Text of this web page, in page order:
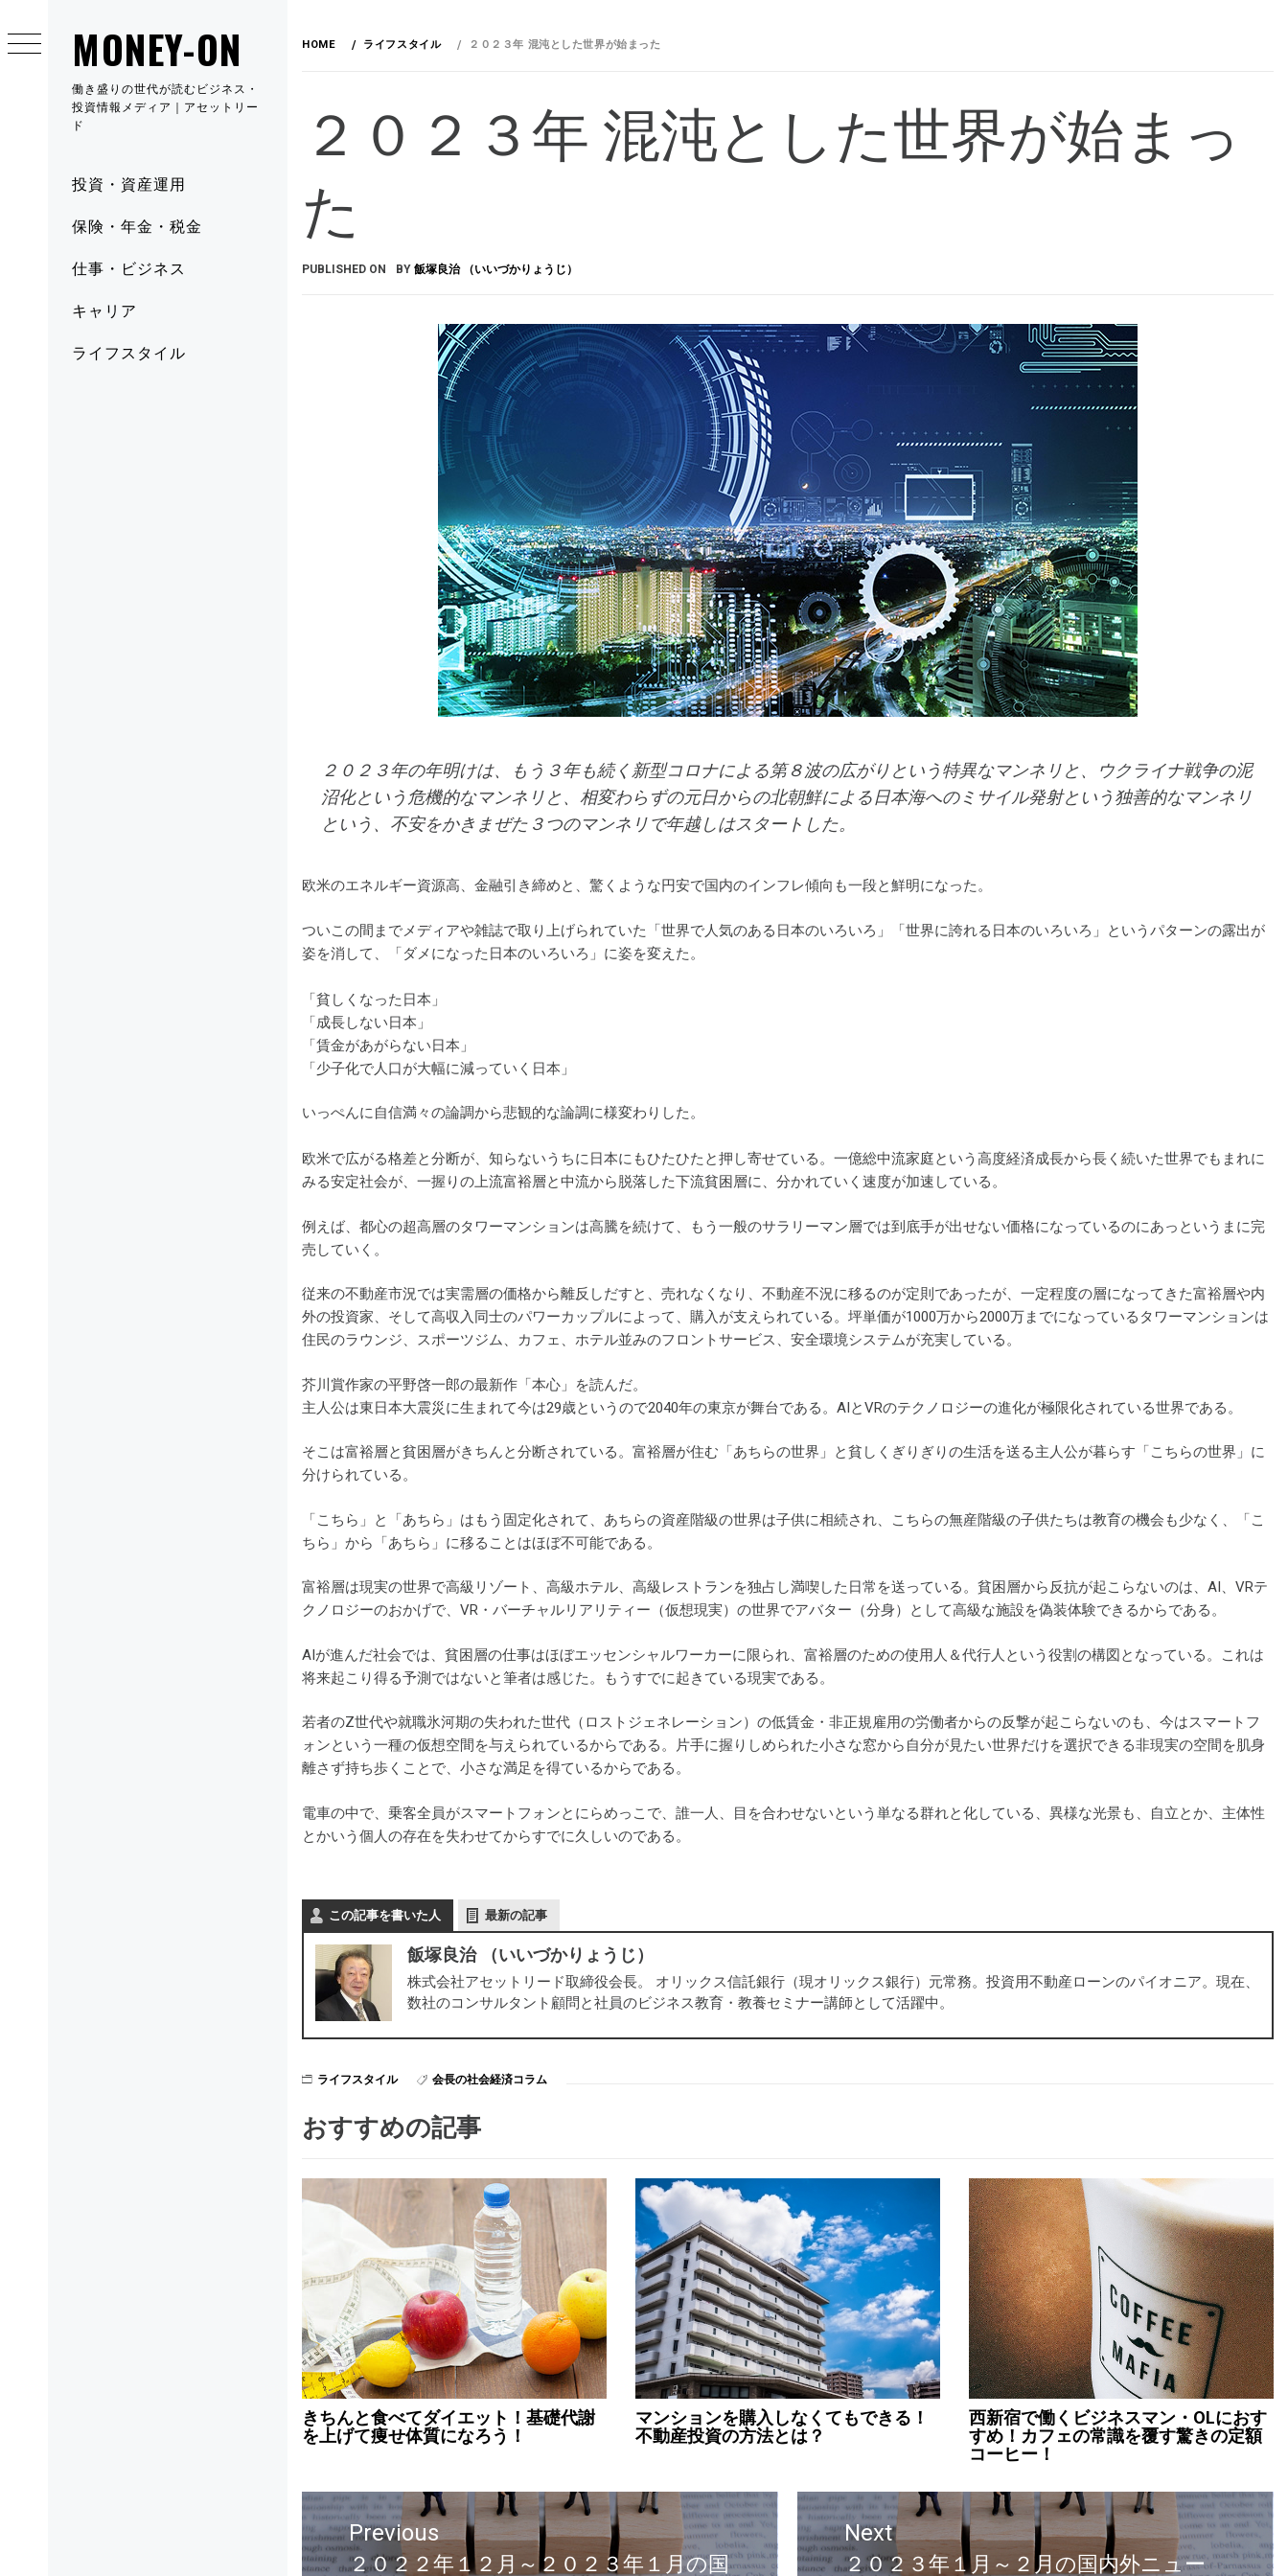
MONEY-ON
働き盛りの世代が読むビジネス・
投資情報メディア｜アセットリー
ド
投資・資産運用
保険・年金・税金
仕事・ビジネス
キャリア
ライフスタイル
HOME ライフスタイル ２０２３年 混沌とした世界が始まった
２０２３年 混沌とした世界が始まっ
た
PUBLISHED ON BY 飯塚良治 （いいづかりょうじ）
２０２３年の年明けは、もう３年も続く新型コロナによる第８波の広がりという特異なマンネリと、ウクライナ戦争の泥
沼化という危機的なマンネリと、相変わらずの元日からの北朝鮮による日本海へのミサイル発射という独善的なマンネリ
という、不安をかきまぜた３つのマンネリで年越しはスタートした。
欧米のエネルギー資源高、金融引き締めと、驚くような円安で国内のインフレ傾向も一段と鮮明になった。
ついこの間までメディアや雑誌で取り上げられていた「世界で人気のある日本のいろいろ」「世界に誇れる日本のいろいろ」というパターンの露出が
姿を消して、「ダメになった日本のいろいろ」に姿を変えた。
「貧しくなった日本」
「成長しない日本」
「賃金があがらない日本」
「少子化で人口が大幅に減っていく日本」
いっぺんに自信満々の論調から悲観的な論調に様変わりした。
欧米で広がる格差と分断が、知らないうちに日本にもひたひたと押し寄せている。一億総中流家庭という高度経済成長から長く続いた世界でもまれに
みる安定社会が、一握りの上流富裕層と中流から脱落した下流貧困層に、分かれていく速度が加速している。
例えば、都心の超高層のタワーマンションは高騰を続けて、もう一般のサラリーマン層では到底手が出せない価格になっているのにあっというまに完
売していく。
従来の不動産市況では実需層の価格から離反しだすと、売れなくなり、不動産不況に移るのが定則であったが、一定程度の層になってきた富裕層や内
外の投資家、そして高収入同士のパワーカップルによって、購入が支えられている。坪単価が1000万から2000万までになっているタワーマンションは
住民のラウンジ、スポーツジム、カフェ、ホテル並みのフロントサービス、安全環境システムが充実している。
芥川賞作家の平野啓一郎の最新作「本心」を読んだ。
主人公は東日本大震災に生まれて今は29歳というので2040年の東京が舞台である。AIとVRのテクノロジーの進化が極限化されている世界である。
そこは富裕層と貧困層がきちんと分断されている。富裕層が住む「あちらの世界」と貧しくぎりぎりの生活を送る主人公が暮らす「こちらの世界」に
分けられている。
「こちら」と「あちら」はもう固定化されて、あちらの資産階級の世界は子供に相続され、こちらの無産階級の子供たちは教育の機会も少なく、「こ
ちら」から「あちら」に移ることはほぼ不可能である。
富裕層は現実の世界で高級リゾート、高級ホテル、高級レストランを独占し満喫した日常を送っている。貧困層から反抗が起こらないのは、AI、VRテ
クノロジーのおかげで、VR・バーチャルリアリティー（仮想現実）の世界でアバター（分身）として高級な施設を偽装体験できるからである。
AIが進んだ社会では、貧困層の仕事はほぼエッセンシャルワーカーに限られ、富裕層のための使用人＆代行人という役割の構図となっている。これは
将来起こり得る予測ではないと筆者は感じた。もうすでに起きている現実である。
若者のZ世代や就職氷河期の失われた世代（ロストジェネレーション）の低賃金・非正規雇用の労働者からの反撃が起こらないのも、今はスマートフ
ォンという一種の仮想空間を与えられているからである。片手に握りしめられた小さな窓から自分が見たい世界だけを選択できる非現実の空間を肌身
離さず持ち歩くことで、小さな満足を得ているからである。
電車の中で、乗客全員がスマートフォンとにらめっこで、誰一人、目を合わせないという単なる群れと化している、異様な光景も、自立とか、主体性
とかいう個人の存在を失わせてからすでに久しいのである。
この記事を書いた人 最新の記事
飯塚良治 （いいづかりょうじ）
株式会社アセットリード取締役会長。 オリックス信託銀行（現オリックス銀行）元常務。投資用不動産ローンのパイオニア。現在、
数社のコンサルタント顧問と社員のビジネス教育・教養セミナー講師として活躍中。
ライフスタイル 会長の社会経済コラム
おすすめの記事
きちんと食べてダイエット！基礎代謝
を上げて痩せ体質になろう！
マンションを購入しなくてもできる！
不動産投資の方法とは？
西新宿で働くビジネスマン・OLにおす
すめ！カフェの常識を覆す驚きの定額
コーヒー！
Previous
２０２２年１２月～２０２３年１月の国
Next
２０２３年１月～２月の国内外ニュー